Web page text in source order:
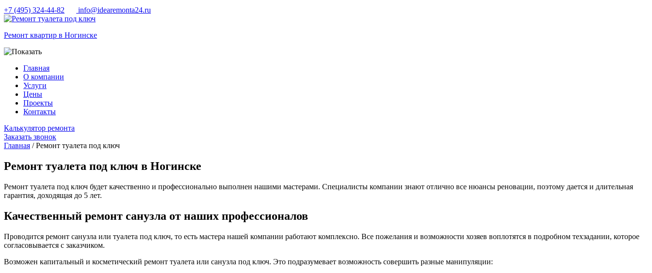
+7 (495) 324-44-82 info@idearemonta24.ru
Ремонт квартир в Ногинске
Главная
О компании
Услуги
Цены
Проекты
Контакты
Калькулятор ремонта
Заказать звонок
Главная / Ремонт туалета под ключ
Ремонт туалета под ключ в Ногинске
Ремонт туалета под ключ будет качественно и профессионально выполнен нашими мастерами. Специалисты компании знают отлично все нюансы реновации, поэтому дается и длительная
гарантия, доходящая до 5 лет.
Качественный ремонт санузла от наших профессионалов
Проводится ремонт санузла или туалета под ключ, то есть мастера нашей компании работают комплексно. Все пожелания и возможности хозяев воплотятся в подробном техзадании, которое
согласовывается с заказчиком.
Возможен капитальный и косметический ремонт туалета или санузла под ключ. Это подразумевает возможность совершить разные манипуляции: